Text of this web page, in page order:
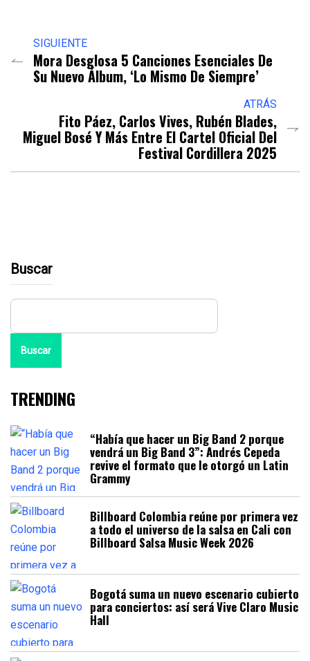
SIGUIENTE
Mora Desglosa 5 Canciones Esenciales De
Su Nuevo Álbum, ‘Lo Mismo De Siempre’
ATRÁS
Fito Páez, Carlos Vives, Rubén Blades,
Miguel Bosé Y Más Entre El Cartel Oficial Del
Festival Cordillera 2025
Buscar
Buscar
TRENDING
“Había que hacer un Big Band 2 porque
vendrá un Big Band 3”: Andrés Cepeda
revive el formato que le otorgó un Latin
Grammy
Billboard Colombia reúne por primera vez
a todo el universo de la salsa en Cali con
Billboard Salsa Music Week 2026
Bogotá suma un nuevo escenario cubierto
para conciertos: así será Vive Claro Music
Hall